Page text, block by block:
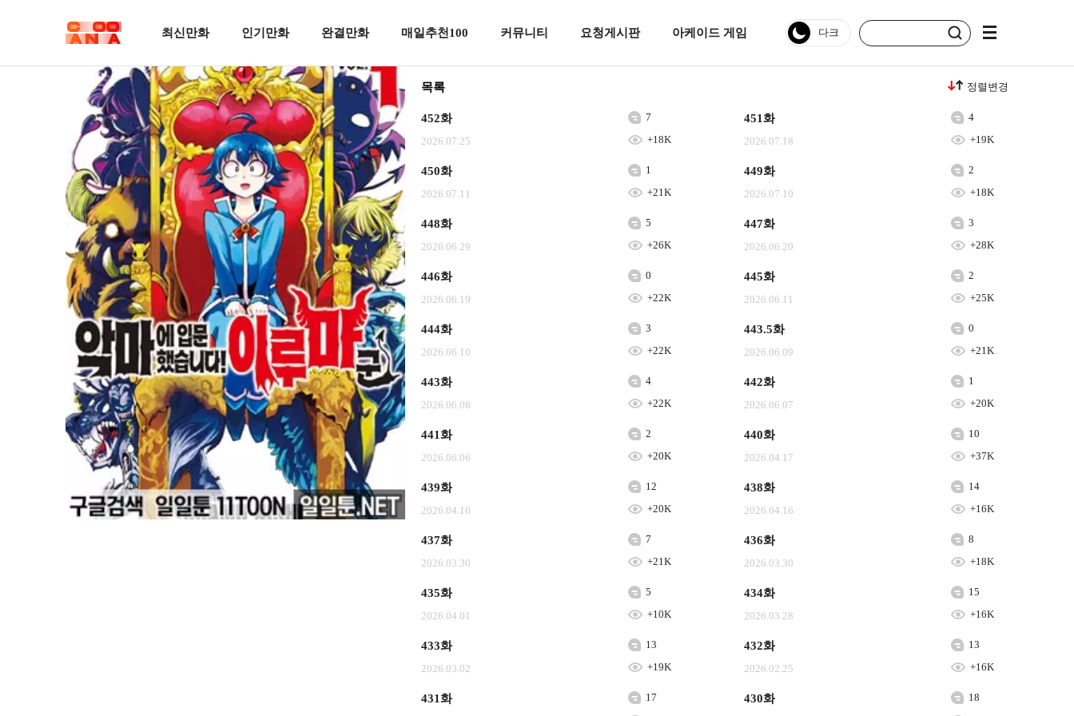
최신만화 인기만화 완결만화 매일추천100 커뮤니티 요청게시판 아케이드 게임
목록 정렬변경
452화
2026.07.25
7
+18K
451화
2026.07.18
4
+19K
450화
2026.07.11
1
+21K
449화
2026.07.10
2
+18K
448화
2026.06.29
5
+26K
447화
2026.06.20
3
+28K
446화
2026.06.19
0
+22K
445화
2026.06.11
2
+25K
444화
2026.06.10
3
+22K
443.5화
2026.06.09
0
+21K
443화
2026.06.08
4
+22K
442화
2026.06.07
1
+20K
441화
2026.06.06
2
+20K
440화
2026.04.17
10
+37K
439화
2026.04.16
12
+20K
438화
2026.04.16
14
+16K
437화
2026.03.30
7
+21K
436화
2026.03.30
8
+18K
435화
2026.04.01
5
+10K
434화
2026.03.28
15
+16K
433화
2026.03.02
13
+19K
432화
2026.02.25
13
+16K
431화
17
430화
18